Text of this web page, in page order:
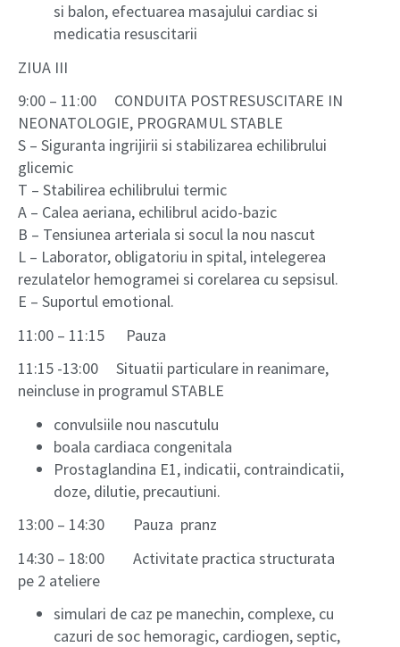
si balon, efectuarea masajului cardiac si
medicatia resuscitarii
ZIUA III
9:00 – 11:00 CONDUITA POSTRESUSCITARE IN
NEONATOLOGIE, PROGRAMUL STABLE
S – Siguranta ingrijirii si stabilizarea echilibrului
glicemic
T – Stabilirea echilibrului termic
A – Calea aeriana, echilibrul acido-bazic
B – Tensiunea arteriala si socul la nou nascut
L – Laborator, obligatoriu in spital, intelegerea
rezulatelor hemogramei si corelarea cu sepsisul.
E – Suportul emotional.
11:00 – 11:15 Pauza
11:15 -13:00 Situatii particulare in reanimare,
neincluse in programul STABLE
convulsiile nou nascutulu
boala cardiaca congenitala
Prostaglandina E1, indicatii, contraindicatii,
doze, dilutie, precautiuni.
13:00 – 14:30 Pauza pranz
14:30 – 18:00 Activitate practica structurata
pe 2 ateliere
simulari de caz pe manechin, complexe, cu
cazuri de soc hemoragic, cardiogen, septic,